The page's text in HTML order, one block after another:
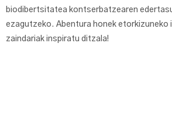
biodibertsitatea kontserbatzearen
ezagutzeko. Abentura honek etorkizuneko
zaindariak inspiratu ditzala!